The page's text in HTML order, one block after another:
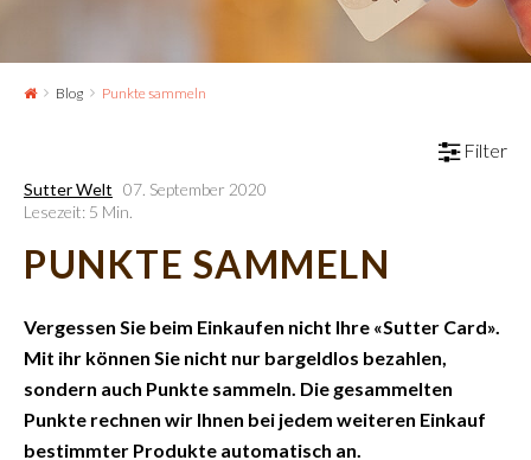
Blog Punkte sammeln
Filter
Sutter Welt 07. September 2020
Lesezeit: 5 Min.
PUNKTE SAMMELN
Vergessen Sie beim Einkaufen nicht Ihre «Sutter Card».
Mit ihr können Sie nicht nur bargeldlos bezahlen,
sondern auch Punkte sammeln. Die gesammelten
Punkte rechnen wir Ihnen bei jedem weiteren Einkauf
bestimmter Produkte automatisch an.